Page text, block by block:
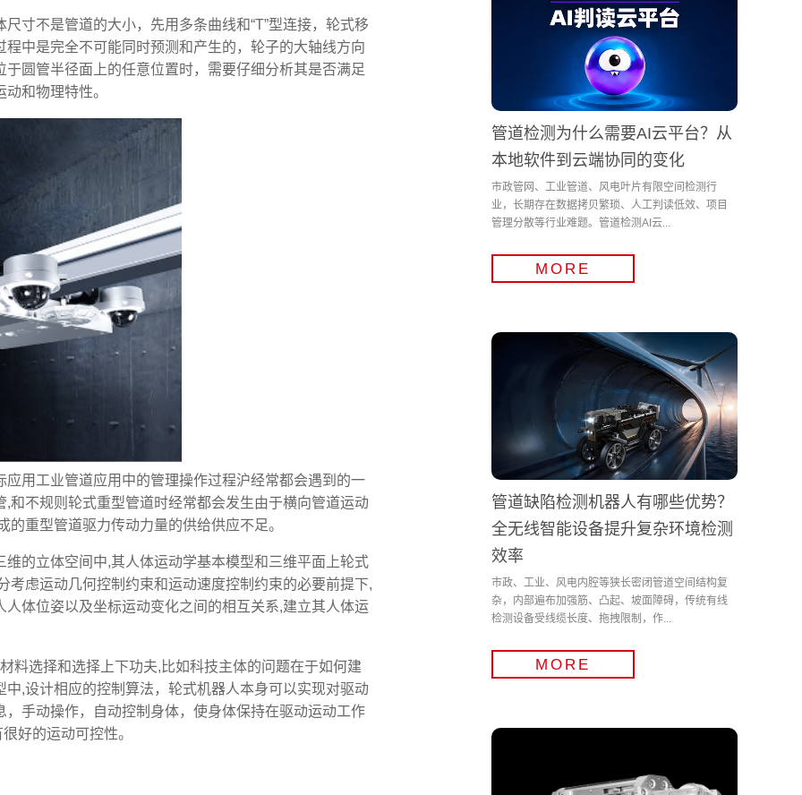
寸不是管道的大小，先用多条曲线和“T”型连接，轮式移
中是完全不可能同时预测和产生的，轮子的大轴线方向
圆管半径面上的任意位置时，需要仔细分析其是否满足
和物理特性。
用工业管道应用中的管理操作过程沪经常都会遇到的一
不规则轮式重型管道时经常都会发生由于横向管道运动
重型管道驱力传动力量的供给供应不足。
的立体空间中,其人体运动学基本模型和三维平面上轮式
虑运动几何控制约束和运动速度控制约束的必要前提下,
体位姿以及坐标运动变化之间的相互关系,建立其人体运
料选择和选择上下功夫,比如科技主体的问题在于如何建
,设计相应的控制算法，轮式机器人本身可以实现对驱动
手动操作，自动控制身体，使身体保持在驱动运动工作
好的运动可控性。
管道检测为什么需要AI云平台？从
本地软件到云端协同的变化
市政管网、工业管道、风电叶片有限空间检测行
业，长期存在数据拷贝繁琐、人工判读低效、项目
管理分散等行业难题。管道检测AI云...
MORE
管道缺陷检测机器人有哪些优势？
全无线智能设备提升复杂环境检测
效率
市政、工业、风电内腔等狭长密闭管道空间结构复
杂，内部遍布加强筋、凸起、坡面障碍，传统有线
检测设备受线缆长度、拖拽限制，作...
MORE